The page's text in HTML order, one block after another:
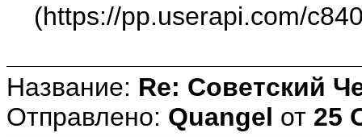
(https://pp.userapi.com/
Название: Re: Советский
Отправлено: Quangel от 25